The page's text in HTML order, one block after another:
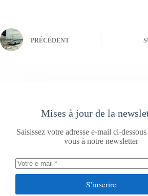
PRÉCÉDENT
Mises à jour de la
Saisissez votre adresse e-mail ci-
vous à notre newsletter
S’inscrire